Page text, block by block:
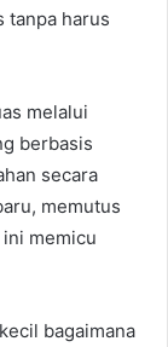
tanpa harus
melalui
berbasis
secara
memutus
memicu
bagaimana